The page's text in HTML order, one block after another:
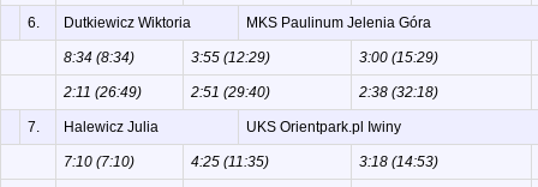
6. Dutkiewicz Wiktoria MKS Paulinum Jelenia Góra
8:34 (8:34) 3:55 (12:29) 3:00 (15:29)
2:11 (26:49) 2:51 (29:40) 2:38 (32:18)
7. Halewicz Julia UKS Orientpark.pl Iwiny
7:10 (7:10) 4:25 (11:35) 3:18 (14:53)